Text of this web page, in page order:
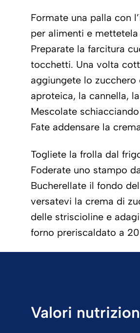
Formate una palla con
per alimenti e
Preparate la farcitura
tocchetti. Una volta
aggiungete lo zucchero
aproteica, la cannella,
Mescolate
Fate addensare la
Togliete la frolla dal
Foderate uno stampo
Bucherellate il fondo
versatevi la crema di
delle striscioline e
forno preriscaldato a
Valori